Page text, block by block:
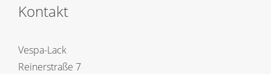
Kontakt
Vespa-Lack
Reinerstraße 7